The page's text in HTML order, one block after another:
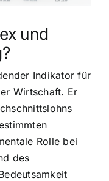
und
Indikator für
Wirtschaft. Er
Rolle bei
des